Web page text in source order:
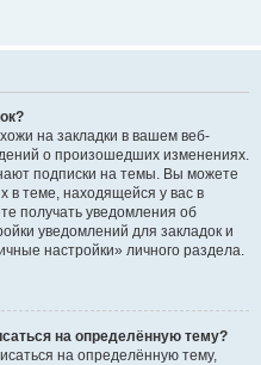
на закладки в вашем веб-
о произошедших изменениях.
подписки на темы. Вы можете
в теме, находящейся у вас в
получать уведомления об
уведомлений для закладок и
настройки» личного раздела.
на определённую тему?
на определённую тему,